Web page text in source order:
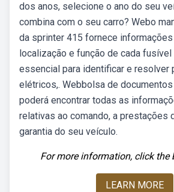
dos anos, selecione o ano do seu
combina com o seu carro? Webo
da sprinter 415 fornece
localização e função de cada fusível
essencial para identificar e resolver
elétricos,. Webbolsa de
poderá encontrar todas as
relativas ao comando, a prestações
garantia do seu veículo.
For more information, click the
LEARN MORE